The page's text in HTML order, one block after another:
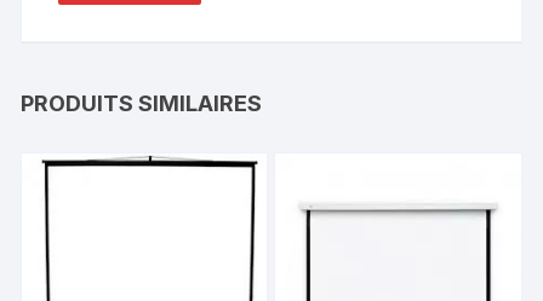
PRODUITS SIMILAIRES